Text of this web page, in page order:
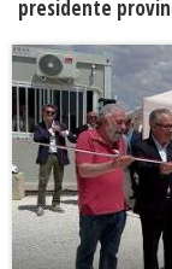
presidente